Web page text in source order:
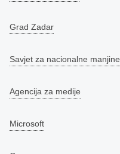
Grad Zadar
Savjet za nacionalne manjine
Agencija za medije
Microsoft